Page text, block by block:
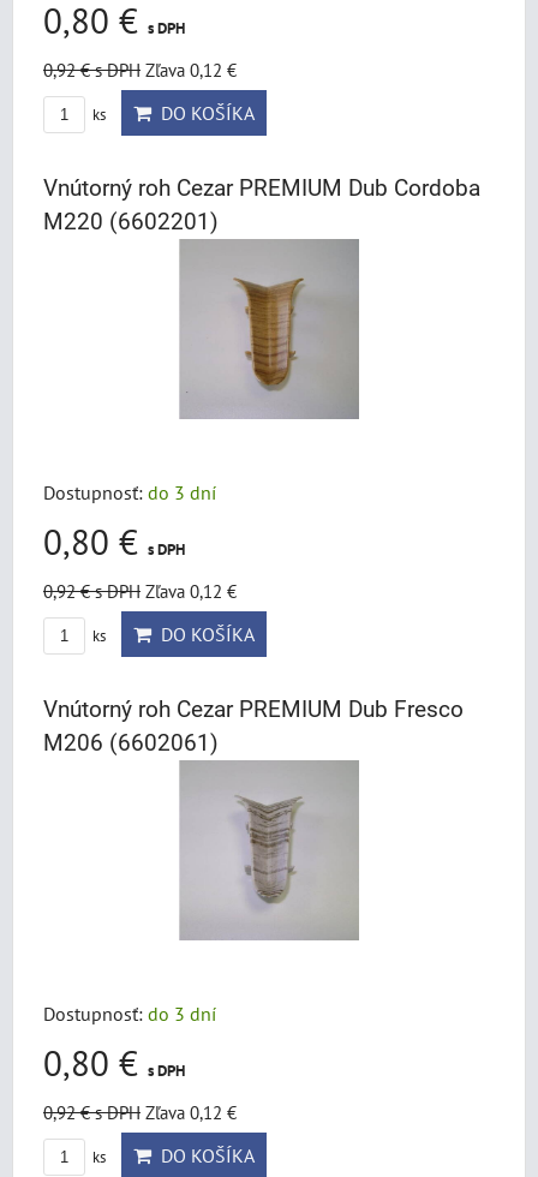
0,80 € s DPH
0,92 €s DPH Zľava 0,12 €
ks DO KOŠÍKA
Vnútorný roh Cezar PREMIUM Dub Cordoba
M220 (6602201)
Dostupnosť: do 3 dní
0,80 € s DPH
0,92 €s DPH Zľava 0,12 €
ks DO KOŠÍKA
Vnútorný roh Cezar PREMIUM Dub Fresco
M206 (6602061)
Dostupnosť: do 3 dní
0,80 € s DPH
0,92 €s DPH Zľava 0,12 €
ks DO KOŠÍKA